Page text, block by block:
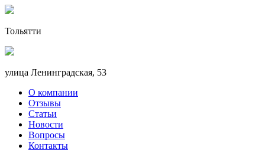
Тольятти
улица Ленинградская, 53
О компании
Отзывы
Статьи
Новости
Вопросы
Контакты